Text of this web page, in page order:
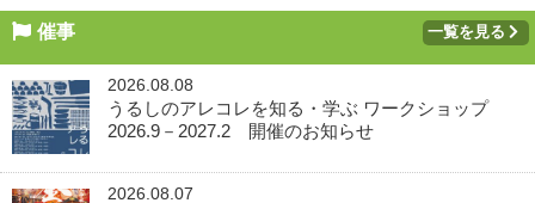
催事 一覧を見る
2026.08.08
うるしのアレコレを知る・学ぶ ワークショップ
2026.9－2027.2 開催のお知らせ
2026.08.07